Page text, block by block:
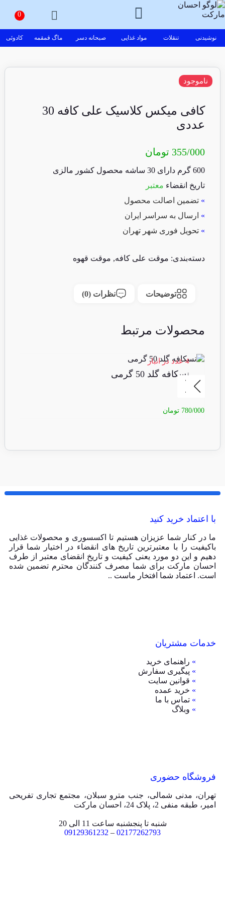
نوشیدنی تنقلات مواد غذایی صبحانه دسر ماگ قمقمه کادوئی
کافی میکس کلاسیک علی کافه 30
عددی
355/000 تومان
600 گرم دارای 30 ساشه محصول کشور مالزی
تاریخ انقضاء معتبر
» تضمین اصالت محصول
» ارسال به سراسر ایران
» تحویل فوری شهر تهران
ناموجود
دسته‌بندی: موقت علی کافه, موقت قهوه
توضیحات نظرات (0)
محصولات مرتبط
4 عدد در انبار
نسکافه گلد 50 گرمی
780/000 تومان
با اعتماد خرید کنید
ما در کنار شما عزیزان هستیم تا اکسسوری و محصولات غذایی
باکیفیت را با معتبرترین تاریخ های انقضاء در اختیار شما قرار
دهیم و این دو مورد یعنی کیفیت و تاریخ انقضای معتبر از طرف
احسان مارکت برای شما مصرف کنندگان محترم تضمین شده
است. اعتماد شما افتخار ماست ..
خدمات مشتریان
» راهنمای خرید
» پیگیری سفارش
» قوانین سایت
» خرید عمده
» تماس با ما
» وبلاگ
فروشگاه حضوری
تهران، مدنی شمالی، جنب مترو سبلان، مجتمع تجاری تفریحی
امیر، طبقه منفی 2، پلاک 24، احسان مارکت
شنبه تا پنجشنبه ساعت 11 الی 20
02177262793
–
09129361232